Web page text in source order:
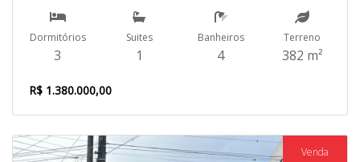
Dormitórios
3
Suites
1
Banheiros
4
Terreno
382 m²
R$ 1.380.000,00
Venda